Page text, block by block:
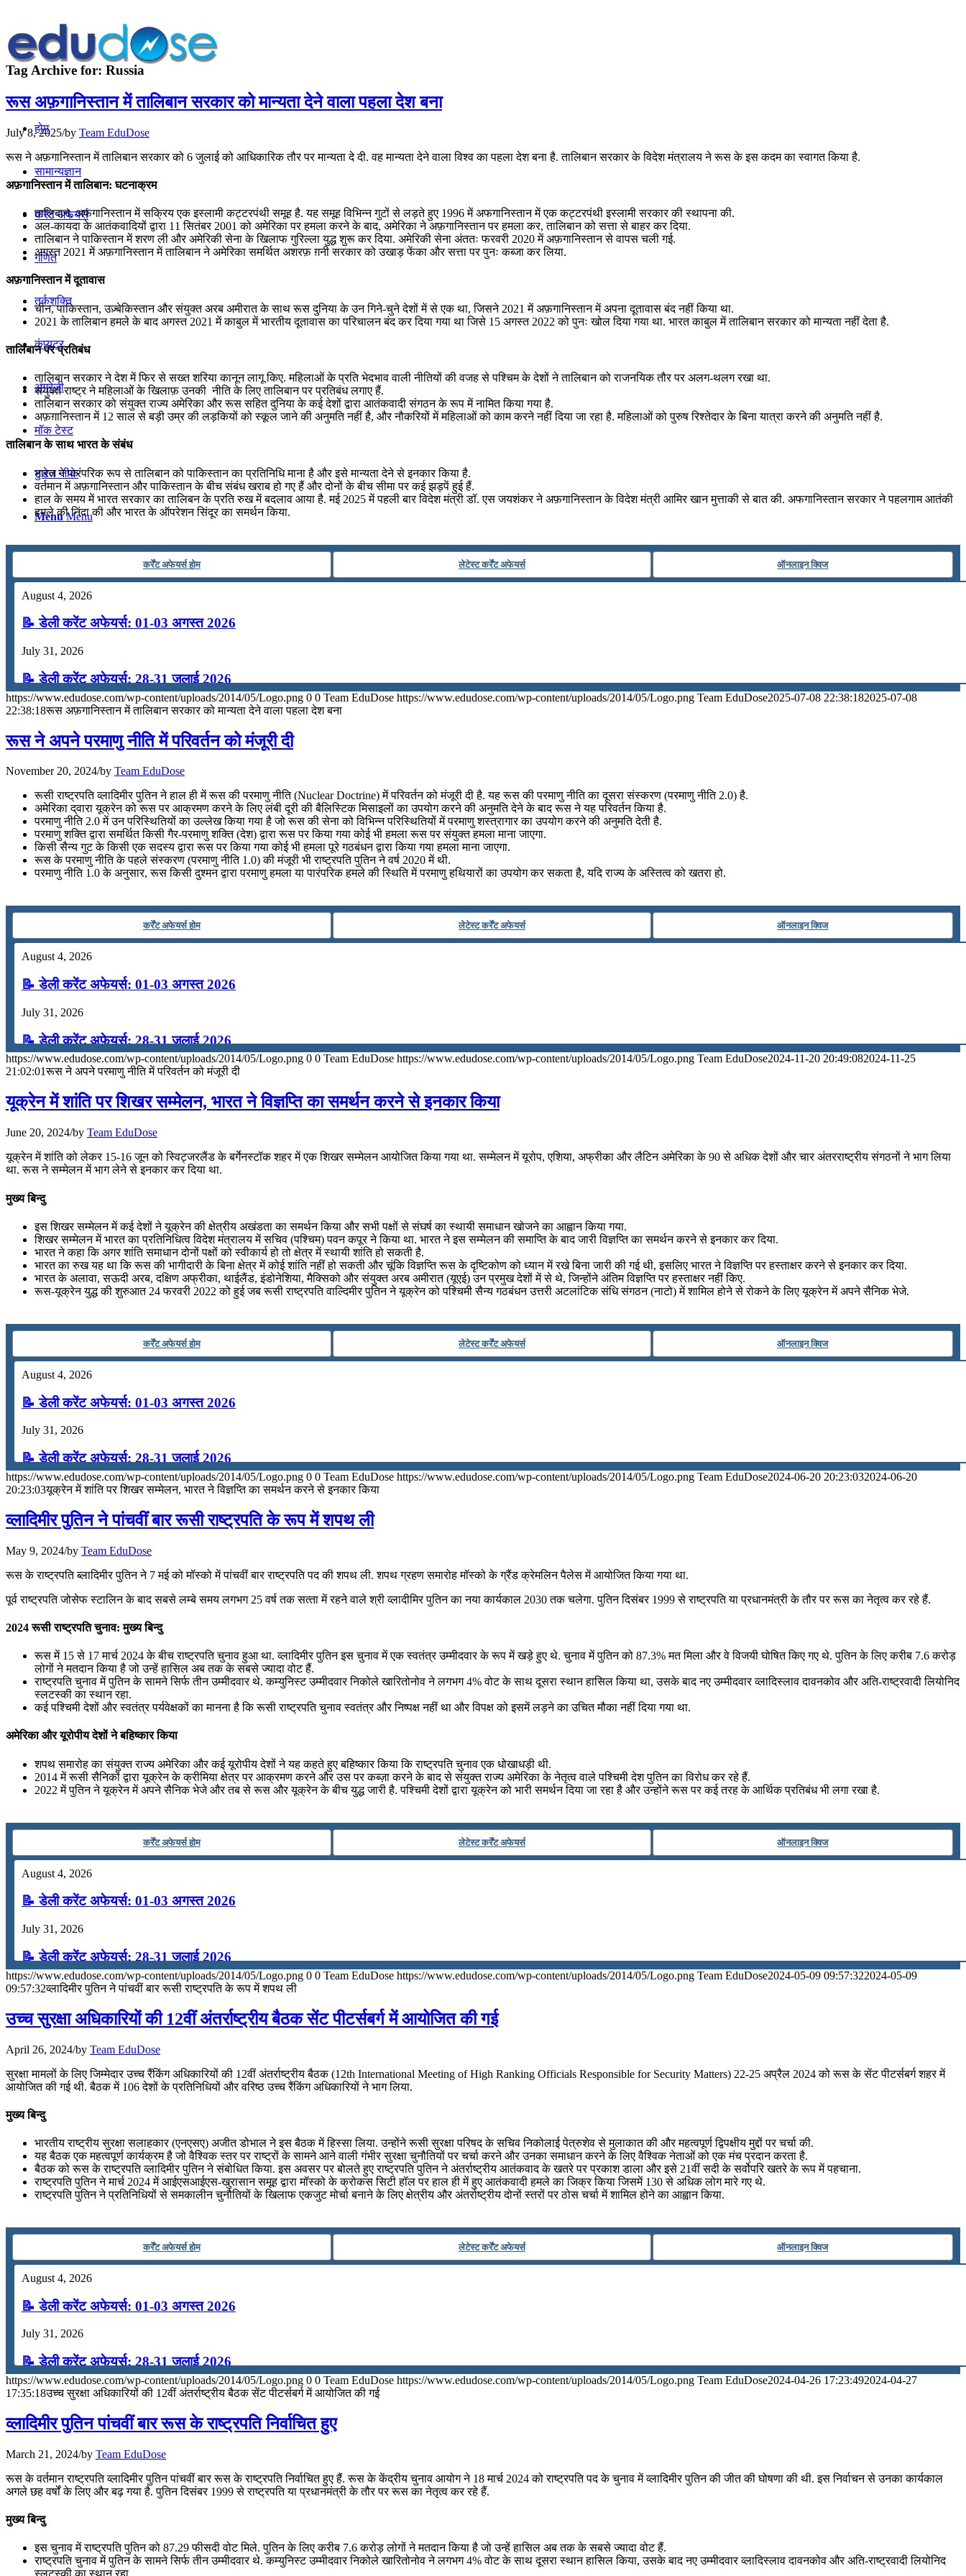
होम
सामान्यज्ञान
करेंट अफेयर्स
गणित
तर्कशक्ति
कंप्यूटर
अंग्रेजी
मॉक टेस्ट
टुडेज जीके
Menu Menu
Tag Archive for: Russia
रूस अफ़गानिस्तान में तालिबान सरकार को मान्यता देने वाला पहला देश बना
July 8, 2025/by Team EduDose
रूस ने अफ़गानिस्तान में तालिबान सरकार को 6 जुलाई को आधिकारिक तौर पर मान्यता दे दी. वह मान्यता देने वाला विश्व का पहला देश बना है. तालिबान सरकार के विदेश मंत्रालय ने रूस के इस कदम का स्वागत किया है.
अफ़गानिस्तान में तालिबान: घटनाक्रम
तालिबान, अफगानिस्तान में सक्रिय एक इस्लामी कट्टरपंथी समूह है. यह समूह विभिन्न गुटों से लड़ते हुए 1996 में अफगानिस्तान में एक कट्टरपंथी इस्लामी सरकार की स्थापना की.
अल-कायदा के आतंकवादियों द्वारा 11 सितंबर 2001 को अमेरिका पर हमला करने के बाद, अमेरिका ने अफ़गानिस्तान पर हमला कर, तालिबान को सत्ता से बाहर कर दिया.
तालिबान ने पाकिस्तान में शरण ली और अमेरिकी सेना के खिलाफ गुरिल्ला युद्ध शुरू कर दिया. अमेरिकी सेना अंततः फरवरी 2020 में अफ़गानिस्तान से वापस चली गई.
अगस्त 2021 में अफ़गानिस्तान में तालिबान ने अमेरिका समर्थित अशरफ़ ग़नी सरकार को उखाड़ फेंका और सत्ता पर पुनः कब्जा कर लिया.
अफ़गानिस्तान में दूतावास
चीन, पाकिस्तान, उज़्बेकिस्तान और संयुक्त अरब अमीरात के साथ रूस दुनिया के उन गिने-चुने देशों में से एक था, जिसने 2021 में अफ़गानिस्तान में अपना दूतावास बंद नहीं किया था.
2021 के तालिबान हमले के बाद अगस्त 2021 में काबुल में भारतीय दूतावास का परिचालन बंद कर दिया गया था जिसे 15 अगस्त 2022 को पुनः खोल दिया गया था. भारत काबुल में तालिबान सरकार को मान्यता नहीं देता है.
तालिबान पर प्रतिबंध
तालिबान सरकार ने देश में फिर से सख्त शरिया कानून लागू किए. महिलाओं के प्रति भेदभाव वाली नीतियों की वजह से पश्चिम के देशों ने तालिबान को राजनयिक तौर पर अलग-थलग रखा था.
संयुक्त राष्ट्र ने महिलाओं के खिलाफ़ उनकी नीति के लिए तालिबान पर प्रतिबंध लगाए हैं.
तालिबान सरकार को संयुक्त राज्य अमेरिका और रूस सहित दुनिया के कई देशों द्वारा आतंकवादी संगठन के रूप में नामित किया गया है.
अफ़ग़ानिस्तान में 12 साल से बड़ी उम्र की लड़कियों को स्कूल जाने की अनुमति नहीं है, और नौकरियों में महिलाओं को काम करने नहीं दिया जा रहा है. महिलाओं को पुरुष रिश्तेदार के बिना यात्रा करने की अनुमति नहीं है.
तालिबान के साथ भारत के संबंध
भारत ने पारंपरिक रूप से तालिबान को पाकिस्तान का प्रतिनिधि माना है और इसे मान्यता देने से इनकार किया है.
वर्तमान में अफ़गानिस्तान और पाकिस्तान के बीच संबंध खराब हो गए हैं और दोनों के बीच सीमा पर कई झड़पें हुई हैं.
हाल के समय में भारत सरकार का तालिबन के प्रति रुख में बदलाव आया है. मई 2025 में पहली बार विदेश मंत्री डॉ. एस जयशंकर ने अफ़गानिस्तान के विदेश मंत्री आमिर खान मुत्ताकी से बात की. अफगानिस्तान सरकार ने पहलगाम आतंकी
हमले की निंदा की और भारत के ऑपरेशन सिंदूर का समर्थन किया.
कर्रेंट अफेयर्स होम लेटेस्ट कर्रेंट अफेयर्स ऑनलाइन क्विज
August 4, 2026
📝 डेली करेंट अफेयर्स: 01-03 अगस्त 2026
July 31, 2026
📝 डेली करेंट अफेयर्स: 28-31 जुलाई 2026
July 28, 2026
📝 डेली करेंट अफेयर्स: 25-27 जुलाई 2026
📝 डेली करेंट अफेयर्स: 22-24 जुलाई 2026
July 22, 2026
📝 डेली करेंट अफेयर्स: 19-21 जुलाई 2026
July 19, 2026
📝 डेली करेंट अफेयर्स: 13-15 जुलाई 2026
https://www.edudose.com/wp-content/uploads/2014/05/Logo.png 0 0 Team EduDose https://www.edudose.com/wp-content/uploads/2014/05/Logo.png Team EduDose2025-07-08 22:38:182025-07-08
22:38:18रूस अफ़गानिस्तान में तालिबान सरकार को मान्यता देने वाला पहला देश बना
रूस ने अपने परमाणु नीति में परिवर्तन को मंजूरी दी
November 20, 2024/by Team EduDose
रूसी राष्ट्रपति व्लादिमीर पुतिन ने हाल ही में रूस की परमाणु नीति (Nuclear Doctrine) में परिवर्तन को मंजूरी दी है. यह रूस की परमाणु नीति का दूसरा संस्करण (परमाणु नीति 2.0) है.
अमेरिका द्वारा यूक्रेन को रूस पर आक्रमण करने के लिए लंबी दूरी की बैलिस्टिक मिसाइलों का उपयोग करने की अनुमति देने के बाद रूस ने यह परिवर्तन किया है.
परमाणु नीति 2.0 में उन परिस्थितियों का उल्लेख किया गया है जो रूस की सेना को विभिन्न परिस्थितियों में परमाणु शस्त्रागार का उपयोग करने की अनुमति देती है.
परमाणु शक्ति द्वारा समर्थित किसी गैर-परमाणु शक्ति (देश) द्वारा रूस पर किया गया कोई भी हमला रूस पर संयुक्त हमला माना जाएगा.
किसी सैन्य गुट के किसी एक सदस्य द्वारा रूस पर किया गया कोई भी हमला पूरे गठबंधन द्वारा किया गया हमला माना जाएगा.
रूस के परमाणु नीति के पहले संस्करण (परमाणु नीति 1.0) की मंजूरी भी राष्ट्रपति पुतिन ने वर्ष 2020 में थी.
परमाणु नीति 1.0 के अनुसार, रूस किसी दुश्मन द्वारा परमाणु हमला या पारंपरिक हमले की स्थिति में परमाणु हथियारों का उपयोग कर सकता है, यदि राज्य के अस्तित्व को खतरा हो.
कर्रेंट अफेयर्स होम लेटेस्ट कर्रेंट अफेयर्स ऑनलाइन क्विज
August 4, 2026
📝 डेली करेंट अफेयर्स: 01-03 अगस्त 2026
July 31, 2026
📝 डेली करेंट अफेयर्स: 28-31 जुलाई 2026
July 28, 2026
📝 डेली करेंट अफेयर्स: 25-27 जुलाई 2026
📝 डेली करेंट अफेयर्स: 22-24 जुलाई 2026
📝 डेली करेंट अफेयर्स: 19-21 जुलाई 2026
July 19, 2026
📝 डेली करेंट अफेयर्स: 16-18 जुलाई 2026
July 16, 2026
https://www.edudose.com/wp-content/uploads/2014/05/Logo.png 0 0 Team EduDose https://www.edudose.com/wp-content/uploads/2014/05/Logo.png Team EduDose2024-11-20 20:49:082024-11-25
21:02:01रूस ने अपने परमाणु नीति में परिवर्तन को मंजूरी दी
यूक्रेन में शांति पर शिखर सम्मेलन, भारत ने विज्ञप्ति का समर्थन करने से इनकार किया
June 20, 2024/by Team EduDose
यूक्रेन में शांति को लेकर 15-16 जून को स्विट्जरलैंड के बर्गेनस्टॉक शहर में एक शिखर सम्मेलन आयोजित किया गया था. सम्मेलन में यूरोप, एशिया, अफ्रीका और लैटिन अमेरिका के 90 से अधिक देशों और चार अंतरराष्ट्रीय संगठनों ने भाग लिया
था. रूस ने सम्मेलन में भाग लेने से इनकार कर दिया था.
मुख्य बिन्दु
इस शिखर सम्मेलन में कई देशों ने यूक्रेन की क्षेत्रीय अखंडता का समर्थन किया और सभी पक्षों से संघर्ष का स्थायी समाधान खोजने का आह्वान किया गया.
शिखर सम्मेलन में भारत का प्रतिनिधित्व विदेश मंत्रालय में सचिव (पश्चिम) पवन कपूर ने किया था. भारत ने इस सम्मेलन की समाप्ति के बाद जारी विज्ञप्ति का समर्थन करने से इनकार कर दिया.
भारत ने कहा कि अगर शांति समाधान दोनों पक्षों को स्वीकार्य हो तो क्षेत्र में स्थायी शांति हो सकती है.
भारत का रुख यह था कि रूस की भागीदारी के बिना क्षेत्र में कोई शांति नहीं हो सकती और चूंकि विज्ञप्ति रूस के दृष्टिकोण को ध्यान में रखे बिना जारी की गई थी, इसलिए भारत ने विज्ञप्ति पर हस्ताक्षर करने से इनकार कर दिया.
भारत के अलावा, सऊदी अरब, दक्षिण अफ्रीका, थाईलैंड, इंडोनेशिया, मैक्सिको और संयुक्त अरब अमीरात (यूएई) उन प्रमुख देशों में से थे, जिन्होंने अंतिम विज्ञप्ति पर हस्ताक्षर नहीं किए.
रूस-यूक्रेन युद्ध की शुरुआत 24 फरवरी 2022 को हुई जब रूसी राष्ट्रपति वाल्दिमीर पुतिन ने यूक्रेन को पश्चिमी सैन्य गठबंधन उत्तरी अटलांटिक संधि संगठन (नाटो) में शामिल होने से रोकने के लिए यूक्रेन में अपने सैनिक भेजे.
कर्रेंट अफेयर्स होम लेटेस्ट कर्रेंट अफेयर्स ऑनलाइन क्विज
August 4, 2026
📝 डेली करेंट अफेयर्स: 01-03 अगस्त 2026
July 31, 2026
📝 डेली करेंट अफेयर्स: 28-31 जुलाई 2026
July 28, 2026
📝 डेली करेंट अफेयर्स: 25-27 जुलाई 2026
📝 डेली करेंट अफेयर्स: 22-24 जुलाई 2026
July 22, 2026
📝 डेली करेंट अफेयर्स: 19-21 जुलाई 2026
July 19, 2026
📝 डेली करेंट अफेयर्स: 16-18 जुलाई 2026
July 16, 2026
📝 डेली करेंट अफेयर्स: 13-15 जुलाई 2026
https://www.edudose.com/wp-content/uploads/2014/05/Logo.png 0 0 Team EduDose https://www.edudose.com/wp-content/uploads/2014/05/Logo.png Team EduDose2024-06-20 20:23:032024-06-20
20:23:03यूक्रेन में शांति पर शिखर सम्मेलन, भारत ने विज्ञप्ति का समर्थन करने से इनकार किया
व्लादिमीर पुतिन ने पांचवीं बार रूसी राष्ट्रपति के रूप में शपथ ली
May 9, 2024/by Team EduDose
रूस के राष्‍ट्रपति ब्‍लादिमीर प‍ुतिन ने 7 मई को मॉस्‍को में पांचवीं बार राष्‍ट्रपति पद की शपथ ली. शपथ ग्रहण समारोह मॉस्को के ग्रैंड क्रेमलिन पैलेस में आयोजित किया गया था.
पूर्व राष्‍ट्रपति जोसेफ स्‍टालिन के बाद सबसे लम्‍बे समय लगभग 25 वर्ष तक सत्‍ता में रहने वाले श्री व्‍लादीमिर पुतिन का नया कार्यकाल 2030 तक चलेगा. पुतिन दिसंबर 1999 से राष्ट्रपति या प्रधानमंत्री के तौर पर रूस का नेतृत्व कर रहे हैं.
2024 रूसी राष्ट्रपति चुनाव: मुख्य बिन्दु
रूस में 15 से 17 मार्च 2024 के बीच राष्ट्रपति चुनाव हुआ था. व्लादिमीर पुतिन इस चुनाव में एक स्वतंत्र उम्मीदवार के रूप में खड़े हुए थे. चुनाव में पुतिन को 87.3% मत मिला और वे विजयी घोषित किए गए थे. पुतिन के लिए करीब 7.6 करोड़
लोगों ने मतदान किया है जो उन्हें हासिल अब तक के सबसे ज्यादा वोट हैं.
राष्ट्रपति चुनाव में पुतिन के सामने सिर्फ तीन उम्मीदवार थे. कम्युनिस्ट उम्मीदवार निकोले खारितोनोव ने लगभग 4% वोट के साथ दूसरा स्थान हासिल किया था, उसके बाद नए उम्मीदवार व्लादिस्लाव दावनकोव और अति-राष्ट्रवादी लियोनिद
स्लटस्की का स्थान रहा.
कई पश्चिमी देशों और स्वतंत्र पर्यवेक्षकों का मानना ​​है कि रूसी राष्ट्रपति चुनाव स्वतंत्र और निष्पक्ष नहीं था और विपक्ष को इसमें लड़ने का उचित मौका नहीं दिया गया था.
अमेरिका और यूरोपीय देशों ने बहिष्कार किया
शपथ समारोह का संयुक्त राज्य अमेरिका और कई यूरोपीय देशों ने यह कहते हुए बहिष्कार किया कि राष्ट्रपति चुनाव एक धोखाधड़ी थी.
2014 में रूसी सैनिकों द्वारा यूक्रेन के क्रीमिया क्षेत्र पर आक्रमण करने और उस पर कब्ज़ा करने के बाद से संयुक्त राज्य अमेरिका के नेतृत्व वाले पश्चिमी देश पुतिन का विरोध कर रहे हैं.
2022 में पुतिन ने यूक्रेन में अपने सैनिक भेजे और तब से रूस और यूक्रेन के बीच युद्ध जारी है. पश्चिमी देशों द्वारा यूक्रेन को भारी समर्थन दिया जा रहा है और उन्होंने रूस पर कई तरह के आर्थिक प्रतिबंध भी लगा रखा है.
कर्रेंट अफेयर्स होम लेटेस्ट कर्रेंट अफेयर्स ऑनलाइन क्विज
August 4, 2026
📝 डेली करेंट अफेयर्स: 01-03 अगस्त 2026
July 31, 2026
📝 डेली करेंट अफेयर्स: 28-31 जुलाई 2026
July 28, 2026
📝 डेली करेंट अफेयर्स: 25-27 जुलाई 2026
📝 डेली करेंट अफेयर्स: 22-24 जुलाई 2026
July 22, 2026
📝 डेली करेंट अफेयर्स: 19-21 जुलाई 2026
July 19, 2026
📝 डेली करेंट अफेयर्स: 16-18 जुलाई 2026
📝 डेली करेंट अफेयर्स: 13-15 जुलाई 2026
https://www.edudose.com/wp-content/uploads/2014/05/Logo.png 0 0 Team EduDose https://www.edudose.com/wp-content/uploads/2014/05/Logo.png Team EduDose2024-05-09 09:57:322024-05-09
09:57:32व्लादिमीर पुतिन ने पांचवीं बार रूसी राष्ट्रपति के रूप में शपथ ली
उच्च सुरक्षा अधिकारियों की 12वीं अंतर्राष्ट्रीय बैठक सेंट पीटर्सबर्ग में आयोजित की गई
April 26, 2024/by Team EduDose
सुरक्षा मामलों के लिए जिम्मेदार उच्च रैंकिंग अधिकारियों की 12वीं अंतर्राष्ट्रीय बैठक (12th International Meeting of High Ranking Officials Responsible for Security Matters) 22-25 अप्रैल 2024 को रूस के सेंट पीटर्सबर्ग शहर में
आयोजित की गई थी. बैठक में 106 देशों के प्रतिनिधियों और वरिष्ठ उच्च रैंकिंग अधिकारियों ने भाग लिया.
मुख्य बिन्दु
भारतीय राष्ट्रीय सुरक्षा सलाहकार (एनएसए) अजीत डोभाल ने इस बैठक में हिस्सा लिया. उन्होंने रूसी सुरक्षा परिषद के सचिव निकोलाई पेत्रुशेव से मुलाकात की और महत्वपूर्ण द्विपक्षीय मुद्दों पर चर्चा की.
यह बैठक एक महत्वपूर्ण कार्यक्रम है जो वैश्विक स्तर पर राष्ट्रों के सामने आने वाली गंभीर सुरक्षा चुनौतियों पर चर्चा करने और उनका समाधान करने के लिए वैश्विक नेताओं को एक मंच प्रदान करता है.
बैठक को रूस के राष्ट्रपति व्लादिमीर पुतिन ने संबोधित किया. इस अवसर पर बोलते हुए राष्ट्रपति पुतिन ने अंतर्राष्ट्रीय आतंकवाद के खतरे पर प्रकाश डाला और इसे 21वीं सदी के सर्वोपरि खतरे के रूप में पहचाना.
राष्ट्रपति पुतिन ने मार्च 2024 में आईएसआईएस-खुरासान समूह द्वारा मॉस्को के क्रोकस सिटी हॉल पर हाल ही में हुए आतंकवादी हमले का जिक्र किया जिसमें 130 से अधिक लोग मारे गए थे.
राष्ट्रपति पुतिन ने प्रतिनिधियों से समकालीन चुनौतियों के खिलाफ एकजुट मोर्चा बनाने के लिए क्षेत्रीय और अंतर्राष्ट्रीय दोनों स्तरों पर ठोस चर्चा में शामिल होने का आह्वान किया.
कर्रेंट अफेयर्स होम लेटेस्ट कर्रेंट अफेयर्स ऑनलाइन क्विज
August 4, 2026
📝 डेली करेंट अफेयर्स: 01-03 अगस्त 2026
July 31, 2026
📝 डेली करेंट अफेयर्स: 28-31 जुलाई 2026
July 28, 2026
📝 डेली करेंट अफेयर्स: 25-27 जुलाई 2026
📝 डेली करेंट अफेयर्स: 22-24 जुलाई 2026
📝 डेली करेंट अफेयर्स: 19-21 जुलाई 2026
July 19, 2026
https://www.edudose.com/wp-content/uploads/2014/05/Logo.png 0 0 Team EduDose https://www.edudose.com/wp-content/uploads/2014/05/Logo.png Team EduDose2024-04-26 17:23:492024-04-27
17:35:18उच्च सुरक्षा अधिकारियों की 12वीं अंतर्राष्ट्रीय बैठक सेंट पीटर्सबर्ग में आयोजित की गई
व्लादिमीर पुतिन पांचवीं बार रूस के राष्ट्रपति निर्वाचित हुए
March 21, 2024/by Team EduDose
रूस के वर्तमान राष्ट्रपति व्लादिमीर पुतिन पांचवीं बार रूस के राष्ट्रपति निर्वाचित हुए हैं. रूस के केंद्रीय चुनाव आयोग ने 18 मार्च 2024 को राष्ट्रपति पद के चुनाव में व्लादिमीर पुतिन की जीत की घोषणा की थी. इस निर्वाचन से उनका कार्यकाल
अगले छह वर्षों के लिए और बढ़ गया है. पुतिन दिसंबर 1999 से राष्ट्रपति या प्रधानमंत्री के तौर पर रूस का नेतृत्व कर रहे हैं.
मुख्य बिन्दु
इस चुनाव में राष्ट्रपति पुतिन को 87.29 फीसदी वोट मिले. पुतिन के लिए करीब 7.6 करोड़ लोगों ने मतदान किया है जो उन्हें हासिल अब तक के सबसे ज्यादा वोट हैं.
राष्ट्रपति चुनाव में पुतिन के सामने सिर्फ तीन उम्मीदवार थे. कम्युनिस्ट उम्मीदवार निकोले खारितोनोव ने लगभग 4% वोट के साथ दूसरा स्थान हासिल किया, उसके बाद नए उम्मीदवार व्लादिस्लाव दावनकोव और अति-राष्ट्रवादी लियोनिद